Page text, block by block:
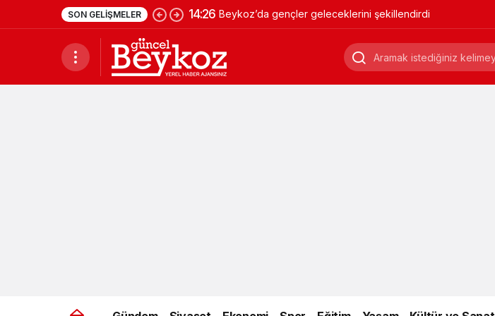
SON GELIŞMELER 14:26 Beykoz’da gençler geleceklerini şekillendirdi